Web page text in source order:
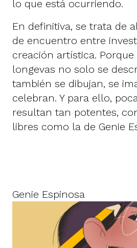
lo que está ocurriendo.
En definitiva, se trata de
de encuentro entre
creación artística. Porque
longevas no solo se
también se dibujan, se
celebran. Y para ello,
resultan tan potentes,
libres como la de Genie
Genie Espinosa